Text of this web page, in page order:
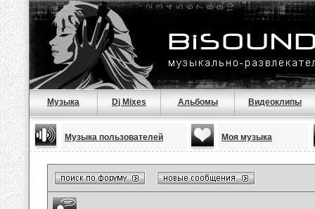
Музыка Dj Mixes Альбомы Видеоклипы
Музыка пользователей Моя музыка